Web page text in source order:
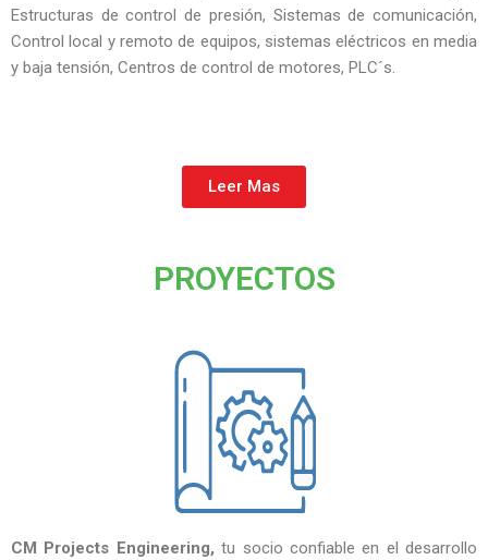
Estructuras de control de presión, Sistemas de comunicación,
Control local y remoto de equipos, sistemas eléctricos en media
y baja tensión, Centros de control de motores, PLC´s.
Leer Mas
PROYECTOS
CM Projects Engineering, tu socio confiable en el desarrollo